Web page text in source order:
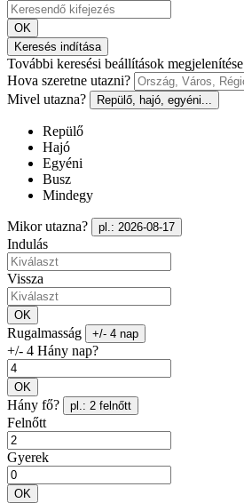
OK
Keresés indítása
További keresési beállítások megjelenítése
Hova szeretne utazni?
Mivel utazna?
Repülő, hajó, egyéni...
Repülő
Hajó
Egyéni
Busz
Mindegy
Mikor utazna? pl.: 2026-08-17
Indulás
Vissza
OK
Rugalmasság +/- 4 nap
+/- 4 Hány nap?
OK
Hány fő? pl.: 2 felnőtt
Felnőtt
Gyerek
OK